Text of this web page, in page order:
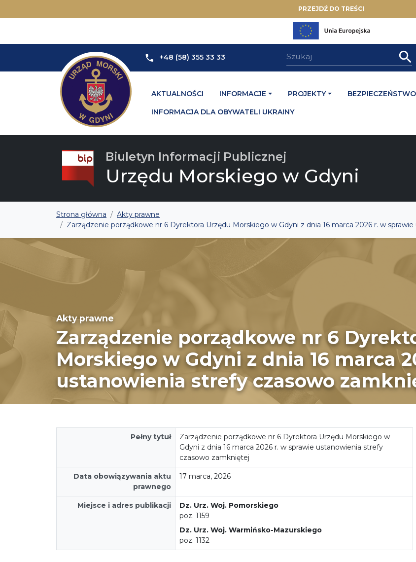
PRZEJDŹ DO TREŚCI
+48 (58) 355 33 33
AKTUALNOŚCI INFORMACJE PROJEKTY
INFORMACJA DLA OBYWATELI UKRAINY
Biuletyn Informacji Publicznej
Urzędu Morskiego w Gdyni
Strona główna
Akty prawne
Zarządzenie porządkowe nr 6 Dyrektora Urzędu Morskiego w Gdyni z dnia 16 marca 2026 r. w
Akty prawne
Zarządzenie porządkowe nr 6
Morskiego w Gdyni z dnia 16 marca
ustanowienia strefy czasowo
Pełny tytuł
Zarządzenie porządkowe nr 6 Dyrektora Urzędu Morskiego w
Gdyni z dnia 16 marca 2026 r. w sprawie ustanowienia strefy
czasowo zamkniętej
Data obowiązywania aktu
prawnego
17 marca, 2026
Miejsce i adres publikacji
Dz. Urz. Woj. Pomorskiego
poz. 1159
Dz. Urz. Woj. Warmińsko-Mazurskiego
poz. 1132